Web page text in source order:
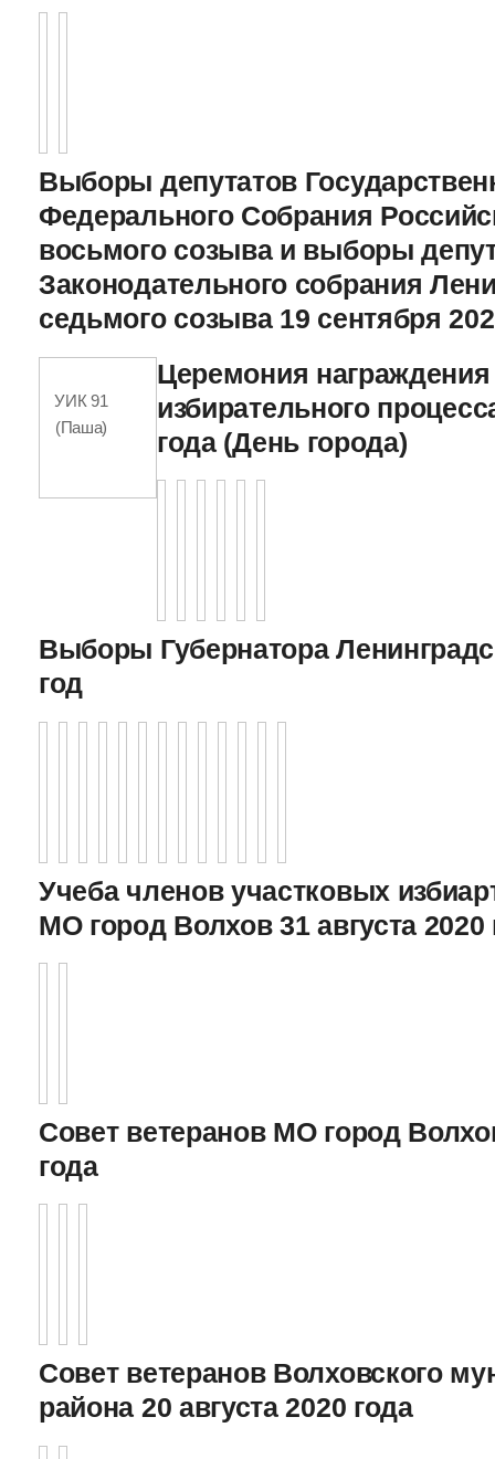
Выборы депутатов
Федерального Собрания
восьмого созыва и выборы
Законодательного cобрания
седьмого созыва 19 сентября
УИК 91
(Паша)
Церемония награждения
избирательного
года (День города)
Выборы Губернатора
год
Учеба членов участковых
МО город Волхов 31 августа 2020
Совет ветеранов МО город
года
Совет ветеранов Волховского
района 20 августа 2020 года